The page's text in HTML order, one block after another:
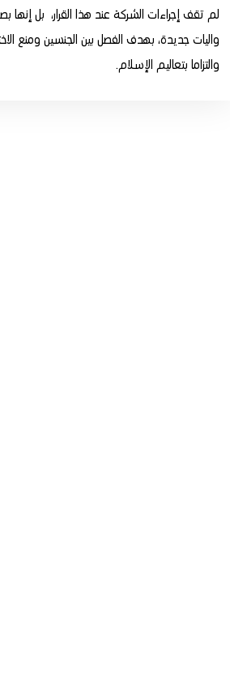
لم تقف إجراءات الشركة عند هذا القرار، بل إنها
واليات جديدة، بهدف الفصل بين الجنسين ومنع
والتزاما بتعاليم الإسلام.